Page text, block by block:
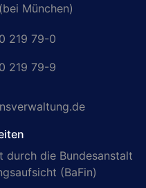
München)
219 79-0
219 79-9
durch die Bundesanstalt
(BaFin)